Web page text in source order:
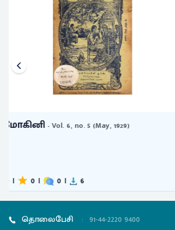
ஜகன்மோகினி- Vol. 12, no. 1 (ஜனவரி, 1935)
189 | 0 |
தொலைபேசி : 91-44-2220 9400